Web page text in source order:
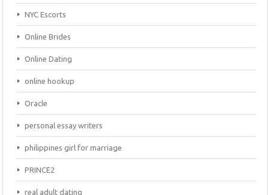
NYC Escorts
Online Brides
Online Dating
online hookup
Oracle
personal essay writers
philippines girl for marriage
PRINCE2
real adult dating